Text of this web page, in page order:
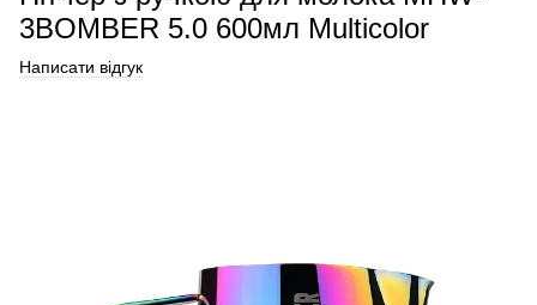
3BOMBER 5.0 600мл Multicolor
Написати відгук